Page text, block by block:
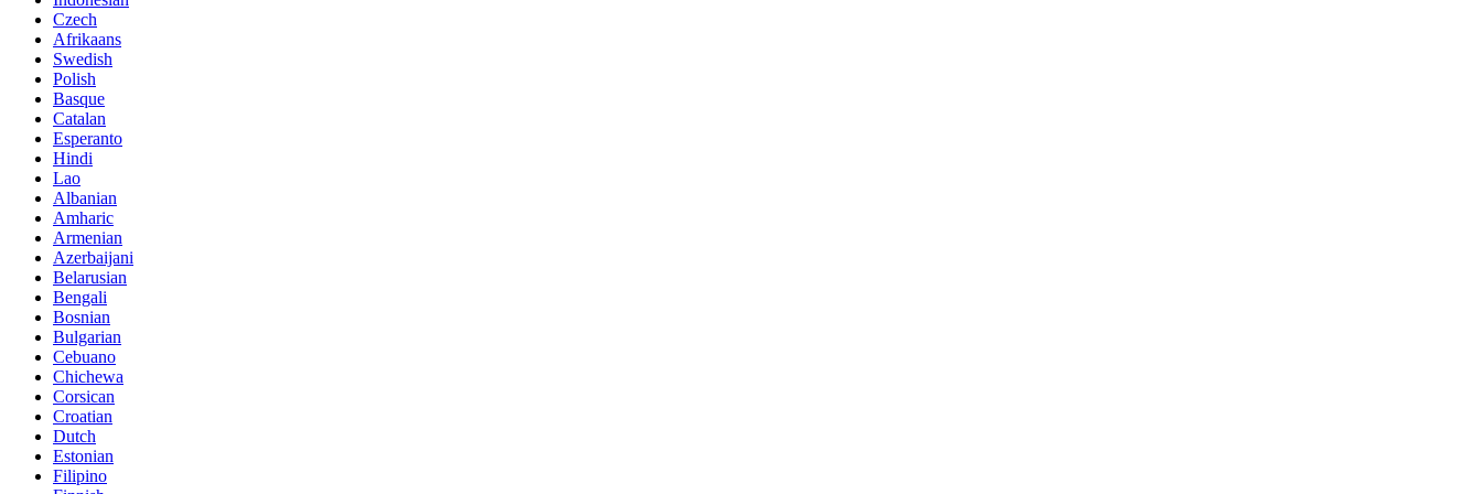
Czech
Afrikaans
Swedish
Polish
Basque
Catalan
Esperanto
Hindi
Lao
Albanian
Amharic
Armenian
Azerbaijani
Belarusian
Bengali
Bosnian
Bulgarian
Cebuano
Chichewa
Corsican
Croatian
Dutch
Estonian
Filipino